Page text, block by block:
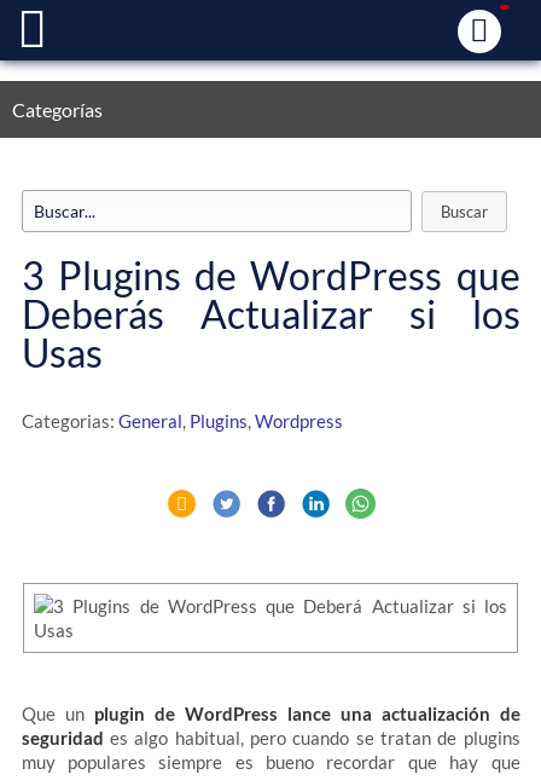
Categorías
3 Plugins de WordPress que
Deberás Actualizar si los
Usas
Categorias: General, Plugins,Wordpress
Que un plugin de WordPress lance una actualización de
seguridad es algo habitual, pero cuando se tratan de plugins
muy populares siempre es bueno recordar que hay que